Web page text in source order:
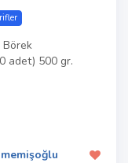
Börek
adet) 500 gr.